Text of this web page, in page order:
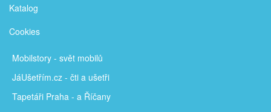
Katalog
Cookies
Mobilstory - svět mobilů
JáUšetřím.cz - čti a ušetři
Tapetáři Praha - a Říčany